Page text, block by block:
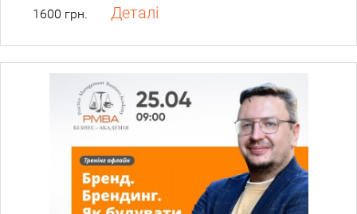
1600 грн. Деталі